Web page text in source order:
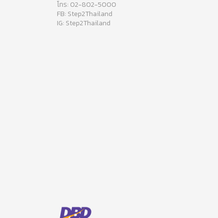
โทร: 02-802-5000
FB: Step2Thailand
IG: Step2Thailand